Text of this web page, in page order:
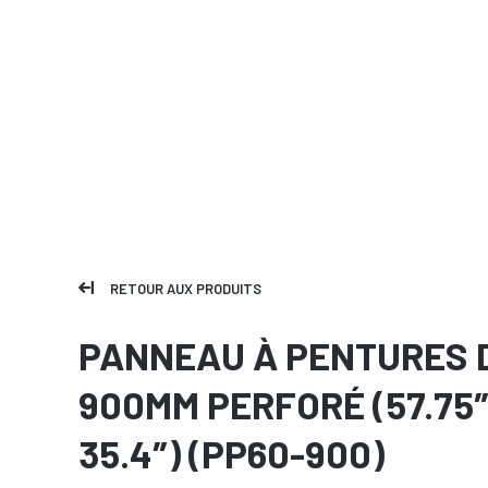
RETOUR AUX PRODUITS
PANNEAU À PENTURES
900MM PERFORÉ
35.4″) (PP60-900)